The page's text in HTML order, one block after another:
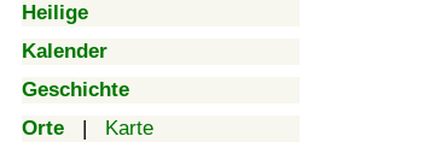
Heilige
Kalender
Geschichte
Orte | Karte